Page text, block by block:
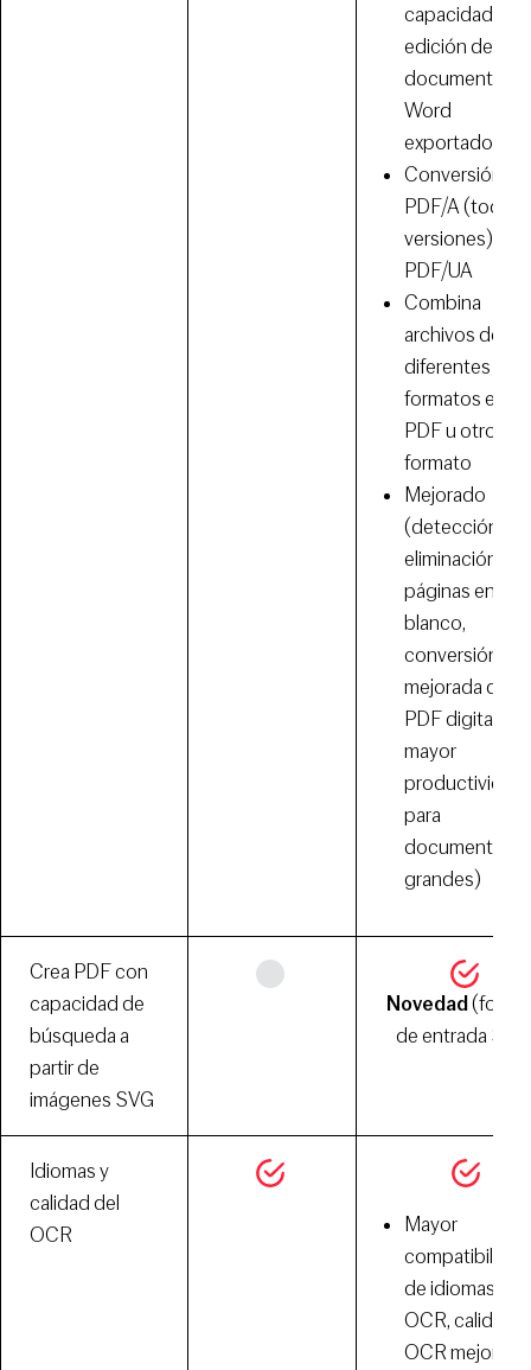
capacidad de
edición de
documentos
Word
exportados
Conversión a
PDF/A (todas
versiones),
PDF/UA
Combina
archivos de
diferentes
formatos en un
PDF u otro
formato
Mejorado
(detección y
eliminación de
páginas en
blanco,
conversión
mejorada de
PDF digitales,
mayor
productividad
para
documentos
grandes)
Crea PDF con
capacidad de
búsqueda a
partir de
imágenes SVG
Novedad
de entrada
Idiomas y
calidad del
OCR
Mayor
compatibilidad
de idiomas de
OCR, calidad
OCR mejorada